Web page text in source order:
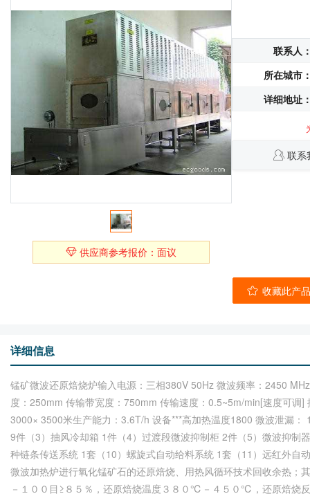
供应商参考报价：面议
联系人
所在城市
详细地址
联系
收藏此产品
详细信息
锰矿微波还原焙烧炉输入电源：三相380V 50Hz 微波频率：2450
度：250mm 传输带宽度：750mm 传输速度：0.5~5m/min[速度可
3000× 3500米生产能力：3.6T/h 设备***高加热温度1800 微波泄漏
9件（3）抽风冷却箱 1件（4）过渡段微波抑制柜 2件（5）微波抑
种链条传送系统 1套（10）螺旋式自动给料系统 1套（11）远红外
微波加热炉进行氧化锰矿石的还原焙烧、用热风循环技术回收余热
－１００目≥８５％，还原焙烧温度３８０℃－４５０℃，还原焙烧